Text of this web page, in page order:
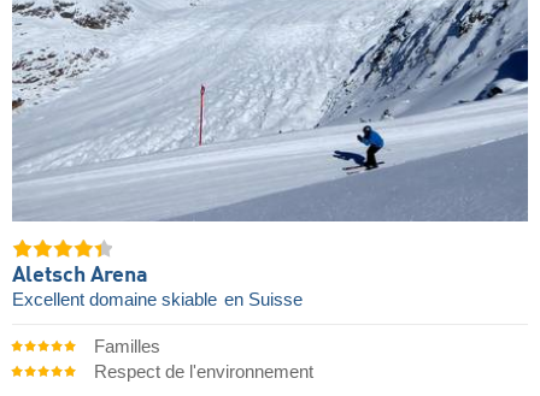
Aletsch Arena
Excellent domaine skiable en Suisse
Familles
Respect de l'environnement